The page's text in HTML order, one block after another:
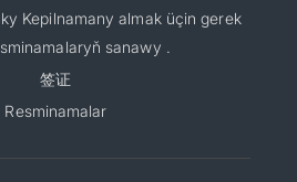
Kepilnamany almak üçin gerek
sanawy .
签证
Resminamalar